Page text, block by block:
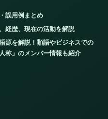
誤用例まとめ
経歴、現在の活動を解説
源を解説！類語やビジネスでの
称」のメンバー情報も紹介